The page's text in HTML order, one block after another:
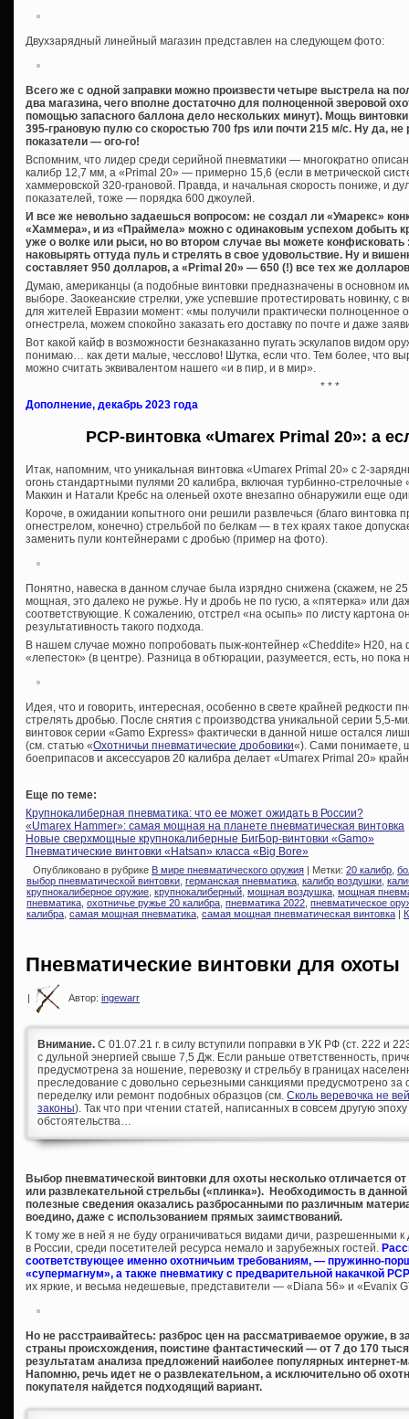
Двухзарядный линейный магазин представлен на следующем фото:
Всего же с одной заправки можно произвести четыре выстрела на
два магазина, чего вполне достаточно для полноценной зверовой
помощью запасного баллона дело нескольких минут). Мощь
395-грановую пулю со скоростью 700 fps или почти 215 м/с. Ну да, не
показатели — ого-го!
Вспомним, что лидер среди серийной пневматики — многократно
калибр 12,7 мм, а «Primal 20» — примерно 15,6 (если в метрической
хаммеровской 320-грановой. Правда, и начальная скорость пониже, и
показателей, тоже — порядка 600 джоулей.
И все же невольно задаешься вопросом: не создал ли «Умарекс»
«Хаммера», и из «Праймела» можно с одинаковым успехом добыть
уже о волке или рыси, но во втором случае вы можете конфисковать
наковырять оттуда пуль и стрелять в свое удовольствие. Ну и
составляет 950 долларов, а «Primal 20» — 650 (!) все тех же
Думаю, американцы (а подобные винтовки предназначены в основном
выборе. Заокеанские стрелки, уже успевшие протестировать новинку, с
для жителей Евразии момент: «мы получили практически полноценное
огнестрела, можем спокойно заказать его доставку по почте и даже
Вот какой кайф в возможности безнаказанно пугать эскулапов видом
понимаю… как дети малые, чесслово! Шутка, если что. Тем более, что
можно считать эквивалентом нашего «и в пир, и в мир».
* * *
Дополнение, декабрь 2023 года
PCP-винтовка «Umarex Primal 20»: а
Итак, напомним, что уникальная винтовка «Umarex Primal 20» с 2-
огонь стандартными пулями 20 калибра, включая турбинно-
Маккин и Натали Кребс на оленьей охоте внезапно обнаружили еще
Короче, в ожидании копытного они решили развлечься (благо винтовка
огнестрелом, конечно) стрельбой по белкам — в тех краях такое
заменить пули контейнерами с дробью (пример на фото).
Понятно, навеска в данном случае была изрядно снижена (скажем, не
мощная, это далеко не ружье. Ну и дробь не по гусю, а «пятерка» или
соответствующие. К сожалению, отстрел «на осыпь» по листу картона
результативность такого подхода.
В нашем случае можно попробовать пыж-контейнер «Cheddite» Н20,
«лепесток» (в центре). Разница в обтюрации, разумеется, есть, но
Идея, что и говорить, интересная, особенно в свете крайней редкости
стрелять дробью. После снятия с производства уникальной серии
винтовок серии «Gamo Express» фактически в данной нише остался
(см. статью «Охотничьи пневматические дробовики«). Сами понимаете,
боеприпасов и аксессуаров 20 калибра делает «Umarex Primal 20»
Еще по теме:
Крупнокалиберная пневматика: что ее может ожидать в России?
«Umarex Hammer»: самая мощная на планете пневматическая винтовка
Новые сверхмощные крупнокалиберные БигБор-винтовки «Gamo»
Пневматические винтовки «Hatsan» класса «Big Bore»
Опубликовано в рубрике В мире пневматического оружия | Метки: 20 калибр
выбор пневматической винтовки германская пневматика калибр воздушки
крупнокалиберное оружие крупнокалиберный мощная воздушка мощная
пневматика охотничье ружье 20 калибра пневматика 2022 пневматическое
калибра самая мощная пневматика самая мощная пневматическая винтовка
Пневматические винтовки для охоты
| Автор: ingewarr
Внимание. С 01.07.21 г. в силу вступили поправки в УК РФ (ст. 222 и
с дульной энергией свыше 7,5 Дж. Если раньше ответственность,
предусмотрена за ношение, перевозку и стрельбу в границах
преследование с довольно серьезными санкциями предусмотрено за
переделку или ремонт подобных образцов (см. Сколь веревочка не
законы). Так что при чтении статей, написанных в совсем другую
обстоятельства…
Выбор пневматической винтовки для охоты несколько отличается
или развлекательной стрельбы («плинка»). Необходимость в данной
полезные сведения оказались разбросанными по различным
воедино, даже с использованием прямых заимствований.
К тому же в ней я не буду ограничиваться видами дичи, разрешенными
в России, среди посетителей ресурса немало и зарубежных гостей.
соответствующее именно охотничьим требованиям, — пружинно-
«супермагнум», а также пневматику с предварительной накачкой
их яркие, и весьма недешевые, представители — «Diana 56» и «Evanix
Но не расстраивайтесь: разброс цен на рассматриваемое оружие, в
страны происхождения, поистине фантастический — от 7 до 170
результатам анализа предложений наиболее популярных интернет-
Напомню, речь идет не о развлекательном, а исключительно об
покупателя найдется подходящий вариант.